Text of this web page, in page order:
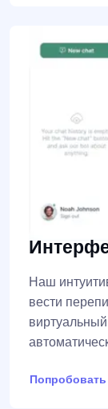
Наш
вести